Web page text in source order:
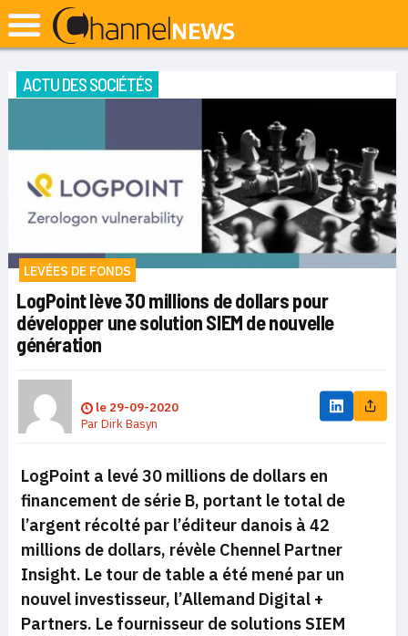
ACTU DES SOCIÉTÉS
LEVÉES DE FONDS
LogPoint lève 30 millions de dollars pour
développer une solution SIEM de nouvelle
génération
le 29-09-2020
ParDirk Basyn
LogPoint a levé 30 millions de dollars en
financement de série B, portant le total de
l’argent récolté par l’éditeur danois à 42
millions de dollars, révèle Chennel Partner
Insight. Le tour de table a été mené par un
nouvel investisseur, l’Allemand Digital +
Partners. Le fournisseur de solutions SIEM